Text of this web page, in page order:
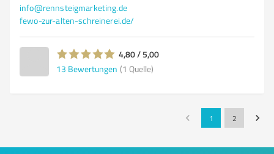
info@rennsteigmarketing.de
fewo-zur-alten-schreinerei.de/
4,80 / 5,00
13 Bewertungen (1 Quelle)
1 2